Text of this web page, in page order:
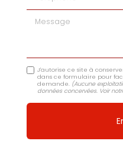
Message
J'autorise ce site à
dans ce formulaire pour
demande. (Aucune
données concervées. Voir